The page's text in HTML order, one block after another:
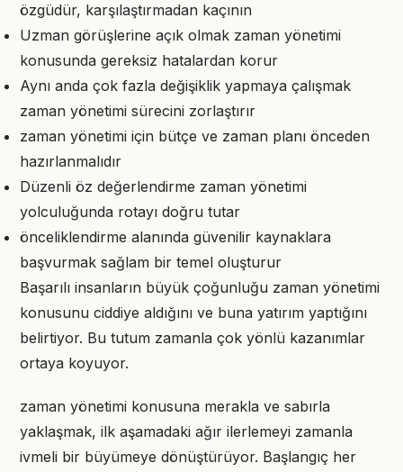
özgüdür, karşılaştırmadan kaçının
Uzman görüşlerine açık olmak zaman yönetimi
konusunda gereksiz hatalardan korur
Aynı anda çok fazla değişiklik yapmaya çalışmak
zaman yönetimi sürecini zorlaştırır
zaman yönetimi için bütçe ve zaman planı önceden
hazırlanmalıdır
Düzenli öz değerlendirme zaman yönetimi
yolculuğunda rotayı doğru tutar
önceliklendirme alanında güvenilir kaynaklara
başvurmak sağlam bir temel oluşturur
Başarılı insanların büyük çoğunluğu zaman yönetimi
konusunu ciddiye aldığını ve buna yatırım yaptığını
belirtiyor. Bu tutum zamanla çok yönlü kazanımlar
ortaya koyuyor.
zaman yönetimi konusuna merakla ve sabırla
yaklaşmak, ilk aşamadaki ağır ilerlemeyi zamanla
ivmeli bir büyümeye dönüştürüyor. Başlangıç her